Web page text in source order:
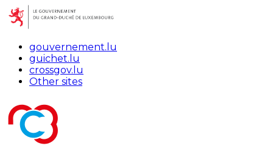
gouvernement.lu
guichet.lu
crossgov.lu
Other sites